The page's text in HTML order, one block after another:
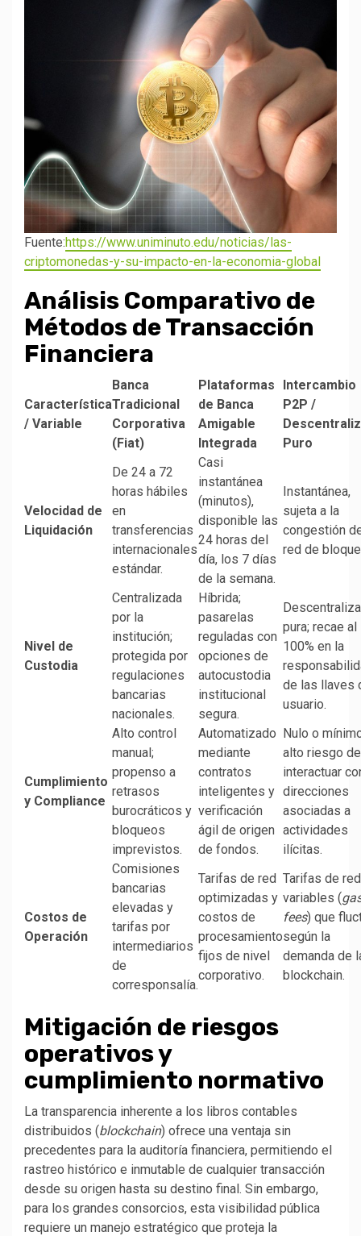
Fuente:https://www.uniminuto.edu/noticias/las-
criptomonedas-y-su-impacto-en-la-economia-global
Análisis Comparativo de
Métodos de Transacción
Financiera
Característica
/ Variable
Banca
Tradicional
Corporativa
(Fiat)
Plataformas
de Banca
Amigable
Integrada
Intercambio
P2P /
Puro
Velocidad de
Liquidación
De 24 a 72
horas hábiles
en
transferencias
internacionales
estándar.
Casi
instantánea
(minutos),
disponible las
24 horas del
día, los 7 días
de la semana.
Instantánea,
sujeta a la
congestión
red de
Nivel de
Custodia
Centralizada
por la
institución;
protegida por
regulaciones
bancarias
nacionales.
Híbrida;
pasarelas
reguladas con
opciones de
autocustodia
institucional
segura.
pura; recae al
100% en la
de las llaves
usuario.
Cumplimiento
y Compliance
Alto control
manual;
propenso a
retrasos
burocráticos y
bloqueos
imprevistos.
Automatizado
mediante
contratos
inteligentes y
verificación
ágil de origen
de fondos.
Nulo o
alto riesgo de
interactuar
direcciones
asociadas a
actividades
ilícitas.
Costos de
Operación
Comisiones
bancarias
elevadas y
tarifas por
intermediarios
de
corresponsalía.
Tarifas de red
optimizadas y
costos de
procesamiento
fijos de nivel
corporativo.
Tarifas de red
variables (
fees) que
según la
demanda de
blockchain.
Mitigación de riesgos
operativos y
cumplimiento normativo
La transparencia inherente a los libros contables
distribuidos (blockchain) ofrece una ventaja sin
precedentes para la auditoría financiera, permitiendo el
rastreo histórico e inmutable de cualquier transacción
desde su origen hasta su destino final. Sin embargo,
para los grandes consorcios, esta visibilidad pública
requiere un manejo estratégico que proteja la